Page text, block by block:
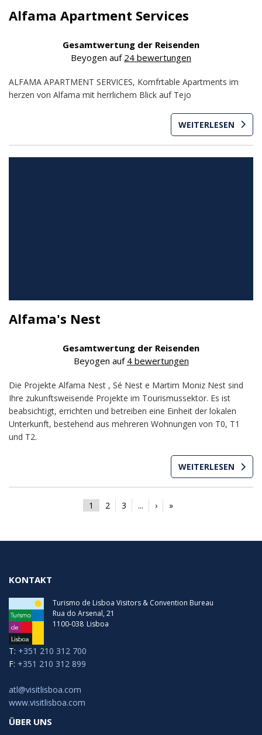
Alfama Apartment Services
Gesamtwertung der Reisenden
Beyogen auf 24 bewertungen
ALFAMA APARTMENT SERVICES, Komfrtable Apartments im
herzen von Alfama mit herrlichem Blick auf Tejo
WEITERLESEN
Alfama's Nest
Gesamtwertung der Reisenden
Beyogen auf 4 bewertungen
Die Projekte Alfama Nest , Sé Nest e Martim Moniz Nest sind
Ihre zukunftsweisende Projekte im Tourismussektor. Es ist
beabsichtigt, errichten und betreiben eine Einheit der lokalen
Unterkunft, bestehend aus mehreren Wohnungen von T0, T1
und T2.
WEITERLESEN
1 2 3 ... › »
KONTAKT
Turismo de Lisboa Visitors & Convention Bureau
Rua do Arsenal, 21
1100-038 Lisboa
T: +351 210 312 700
F: +351 210 312 899
atl@visitlisboa.com
www.visitlisboa.com
ÜBER UNS